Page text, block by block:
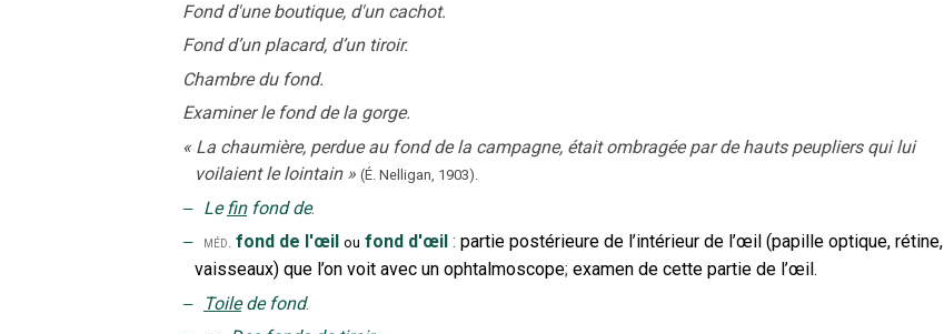
Fond d'une boutique, d'un cachot.
Fond d’un placard, d’un tiroir.
Chambre du fond.
Examiner le fond de la gorge.
« La chaumière, perdue au fond de la campagne, était ombragée par de hauts peupliers qui lui
voilaient le lointain » (É. Nelligan, 1903).
‒ Le fin fond de.
‒ méd. fond de l'œil ou fond d'œil : partie postérieure de l’intérieur de l’œil (papille optique, rétine,
vaisseaux) que l’on voit avec un ophtalmoscope; examen de cette partie de l’œil.
‒
Toile de fond.